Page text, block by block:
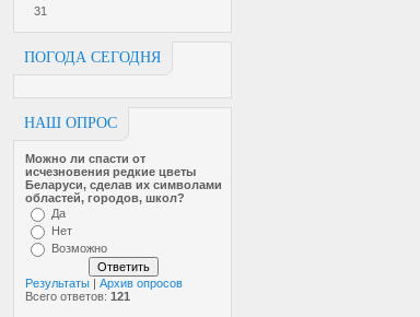
31
ПОГОДА СЕГОДНЯ
НАШ ОПРОС
Можно ли спасти от
исчезновен­ия редкие цветы
Беларуси, сделав их символами
областей, городов, школ?
Да
Нет
Возможно
Результаты | Архив опросов
Всего ответов: 121